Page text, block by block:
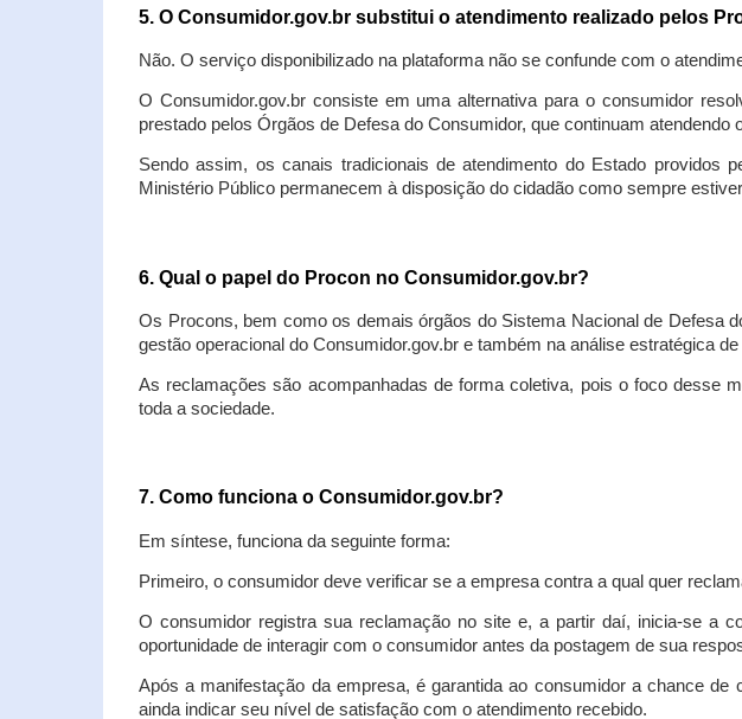
5. O Consumidor.gov.br substitui o atendimento realizado pelos
Não. O serviço disponibilizado na plataforma não se confunde com o
O Consumidor.gov.br consiste em uma alternativa para o consumidor
prestado pelos Órgãos de Defesa do Consumidor, que continuam
Sendo assim, os canais tradicionais de atendimento do Estado providos
Ministério Público permanecem à disposição do cidadão como sempre
6. Qual o papel do Procon no Consumidor.gov.br?
Os Procons, bem como os demais órgãos do Sistema Nacional de Defesa
gestão operacional do Consumidor.gov.br e também na análise estratégica
As reclamações são acompanhadas de forma coletiva, pois o foco desse
toda a sociedade.
7. Como funciona o Consumidor.gov.br?
Em síntese, funciona da seguinte forma:
Primeiro, o consumidor deve verificar se a empresa contra a qual quer
O consumidor registra sua reclamação no site e, a partir daí, inicia-se a
oportunidade de interagir com o consumidor antes da postagem de sua
Após a manifestação da empresa, é garantida ao consumidor a chance
ainda indicar seu nível de satisfação com o atendimento recebido.